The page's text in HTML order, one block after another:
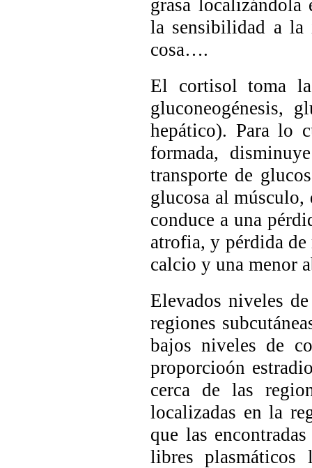
grasa
la sensibilidad a la
cosa….
El cortisol toma
gluconeogénesis,
hepático). Para lo
formada,
transporte de
glucosa al
conduce a una
atrofia, y pérdida de
calcio y una menor
Elevados niveles
regiones
bajos niveles de
proporcioón
cerca de las
localizadas en la
que las
libres